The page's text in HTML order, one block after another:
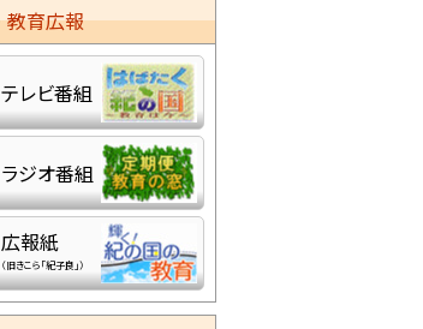
教育広報
テレビ番組
ラジオ番組
広報紙
（旧きこら「紀子良」）